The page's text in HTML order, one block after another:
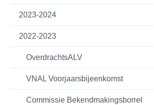
2023-2024
2022-2023
OverdrachtsALV
VNAL Voorjaarsbijeenkomst
Commissie Bekendmakingsborrel